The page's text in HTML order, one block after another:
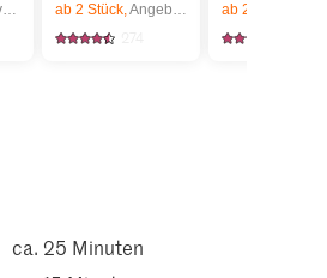
Angebot gilt nur vom 6.8. bis 12.8.2026, solange Vorrat.
ab 2 Stück,Angebot gilt nur vom 6.8. bis 12.8.2026, solange Vorrat.
ab 2
ca. 25 Minuten